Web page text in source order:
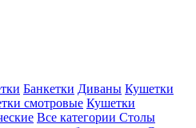
Банкетки Диваны Кушетки
смотровые Кушетки
Все категории Столы